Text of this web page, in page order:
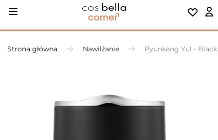
Strona główna Nawilżanie Pyunkang Yul -